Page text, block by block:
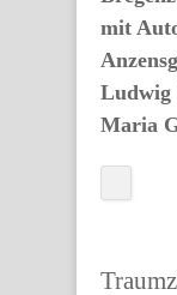
mit
Ludwig
Maria